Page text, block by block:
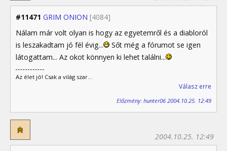
#11471 GRIM ONION [4084]
Nálam már volt olyan is hogy az egyetemről és a diabloról
is leszakadtam jó fél évig...
Sőt még a fórumot se igen
látogattam... Az okot könnyen ki lehet találni...
Az élet jó! Csak a világ szar...
Válasz erre
Előzmény: hunter06 2004.10.25. 12:49
2004.10.25. 12:49